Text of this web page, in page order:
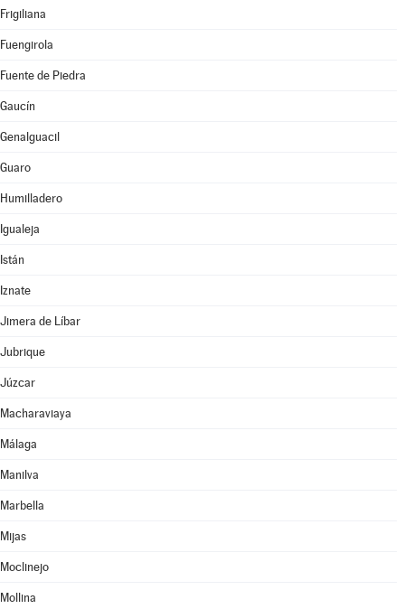
Frigiliana
Fuengirola
Fuente de Piedra
Gaucín
Genalguacil
Guaro
Humilladero
Igualeja
Istán
Iznate
Jimera de Líbar
Jubrique
Júzcar
Macharaviaya
Málaga
Manilva
Marbella
Mijas
Moclinejo
Mollina